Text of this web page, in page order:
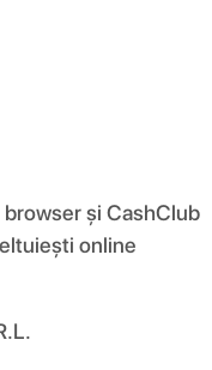
și CashClub
online